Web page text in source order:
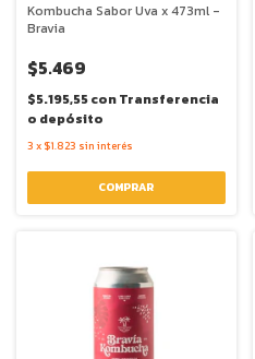
Kombucha Sabor Uva x 473ml -
Bravia
$5.469
$5.195,55conTransferencia
o depósito
3 x $1.823 sin interés